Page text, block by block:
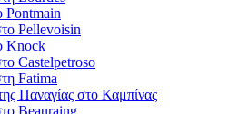
Pontmain
Pellevoisin
Knock
Castelpetroso
Fatima
Παναγίας στο Καμπίνας
Beauraing